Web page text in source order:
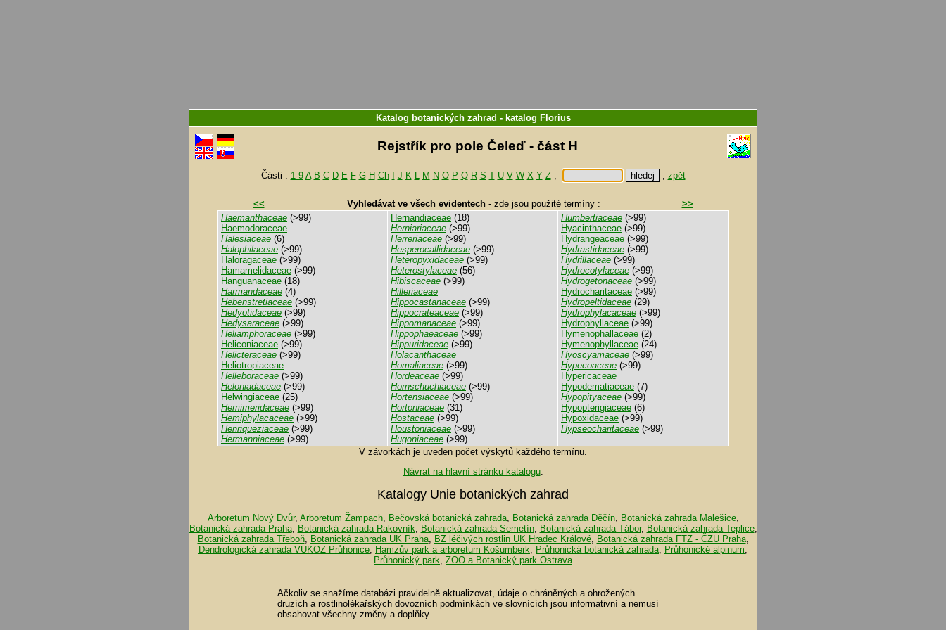
Katalog botanických zahrad - katalog Florius
Rejstřík pro pole Čeleď - část H
Části : 1-9 A B C D E F G H Ch J K L M N O P Q R S T U V W X Y Z, , zpět
<< Vyhledávat ve všech evidentech- zde jsou použité termíny :
>>
Haemanthaceae (>99)
Haemodoraceae
Halesiaceae (6)
Halophilaceae (>99)
Haloragaceae (>99)
Hamamelidaceae (>99)
Hanguanaceae (18)
Harmandaceae (4)
Hebenstretiaceae (>99)
Hedyotidaceae (>99)
Hedysaraceae (>99)
Heliamphoraceae (>99)
Heliconiaceae (>99)
Helicteraceae (>99)
Heliotropiaceae
Helleboraceae (>99)
Heloniadaceae (>99)
Helwingiaceae (25)
Hemimeridaceae (>99)
Hemiphylacaceae (>99)
Henriqueziaceae (>99)
Hermanniaceae (>99)
Hernandiaceae (18)
Herniariaceae (>99)
Herreriaceae (>99)
Hesperocallidaceae (>99)
Heteropyxidaceae (>99)
Heterostylaceae (56)
Hibiscaceae (>99)
Hilleriaceae
Hippocastanaceae (>99)
Hippocrateaceae (>99)
Hippomanaceae (>99)
Hippophaeaceae (>99)
Hippuridaceae (>99)
Holacanthaceae
Homaliaceae (>99)
Hordeaceae (>99)
Hornschuchiaceae (>99)
Hortensiaceae (>99)
Hortoniaceae (31)
Hostaceae (>99)
Houstoniaceae (>99)
Hugoniaceae (>99)
Humbertiaceae (>99)
Hyacinthaceae (>99)
Hydrangeaceae (>99)
Hydrastidaceae (>99)
Hydrillaceae (>99)
Hydrocotylaceae (>99)
Hydrogetonaceae (>99)
Hydrocharitaceae (>99)
Hydropeltidaceae (29)
Hydrophylacaceae (>99)
Hydrophyllaceae (>99)
Hymenophallaceae (2)
Hymenophyllaceae (24)
Hyoscyamaceae (>99)
Hypecoaceae (>99)
Hypericaceae
Hypodematiaceae (7)
Hypopityaceae (>99)
Hypopterigiaceae (6)
Hypoxidaceae (>99)
Hypseocharitaceae (>99)
V závorkách je uveden počet výskytů každého termínu.
Návrat na hlavní stránku katalogu.
Katalogy Unie botanických zahrad
Arboretum Nový Dvůr, Arboretum Žampach, Bečovská botanická zahrada, Botanická zahrada Děčín, Botanická zahrada Malešice,
Botanická zahrada Praha, Botanická zahrada Rakovník Botanická zahrada Semetín, Botanická zahrada Tábor, Botanická zahrada Teplice,
Botanická zahrada Třeboň, Botanická zahrada UK Praha, BZ léčivých rostlin UK Hradec Králové, Botanická zahrada FTZ - ČZU Praha,
Dendrologická zahrada VUKOZ Průhonice
Hamzův park a arboretum Košumberk Průhonická botanická zahrada Průhonické alpinum
Průhonický park ZOO a Botanický park Ostrava
Ačkoliv se snažíme databázi pravidelně aktualizovat, údaje o chráněných a ohrožených
druzích a rostlinolékařských dovozních podmínkách ve slovnících jsou informativní a nemusí
obsahovat všechny změny a doplňky.